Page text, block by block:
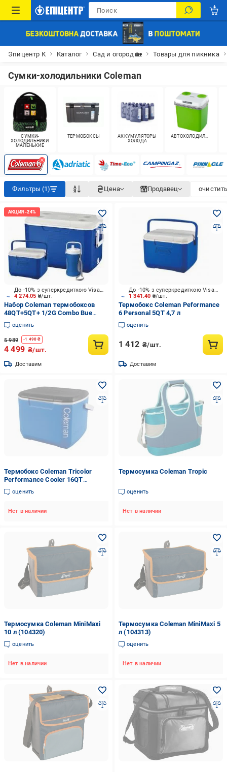
Эпицентр К Каталог Сад и огород 🏡 Товары для пикника
Сумки-холодильники Coleman
СУМКИ-
ХОЛОДИЛЬНИКИ
МАЛЕНЬКИЕ
ТЕРМОБОКСЫ
АККУМУЛЯТОРЫ
ХОЛОДА
АВТОХОЛОДИЛЬНИКИ
Фильтры (1) Цена Продавец
4 274.05 ₴/шт.
До -10% з суперкредиткою Visa Вигода
Набор Coleman термобоксов
48QT+5QT+ 1/2G Combo Bue
(114947)
оценить
5 989 -1 490 ₴
4 499 ₴/шт.
Доставим
1 341.40 ₴/шт.
До -10% з суперкредиткою Visa Вигода
Термобокс Coleman Peformance
6 Personal 5QT 4,7 л
оценить
1 412 ₴/шт.
Доставим
Термобокс Coleman Tricolor
Performance Cooler 16QT
(114985)
оценить
Нет в наличии
Термосумка Coleman Tropic
оценить
Нет в наличии
Термосумка Coleman MiniMaxi
10 л (104320)
оценить
Нет в наличии
Термосумка Coleman MiniMaxi 5
л (104313)
оценить
Нет в наличии